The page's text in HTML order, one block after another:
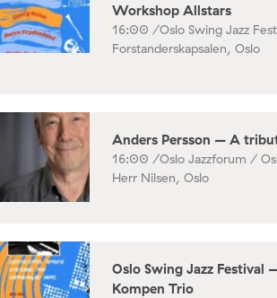
Workshop Allstars
16:00 /Oslo Swing Jazz
Forstanderskapsalen, Oslo
Anders Persson – A
16:00 /Oslo Jazzforum /
Herr Nilsen, Oslo
Oslo Swing Jazz Festival
Kompen Trio